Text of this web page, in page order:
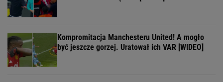
Kompromitacja Manchesteru United! A mogło
być jeszcze gorzej. Uratował ich VAR [WIDEO]